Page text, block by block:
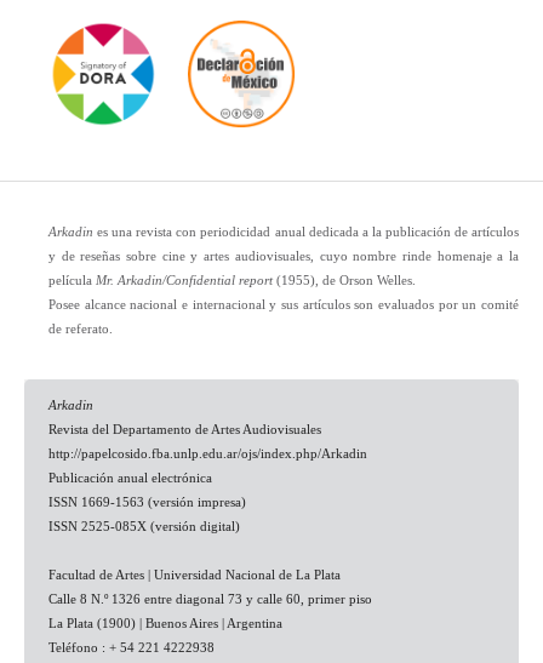
Arkadin es una revista con periodicidad anual dedicada a la publicación de artículos
y de reseñas sobre cine y artes audiovisuales, cuyo nombre rinde homenaje a la
película Mr. Arkadin/Confidential report (1955), de Orson Welles.
Posee alcance nacional e internacional y sus artículos son evaluados por un comité
de referato.
Arkadin
Revista del Departamento de Artes Audiovisuales
http://papelcosido.fba.unlp.edu.ar/ojs/index.php/Arkadin
Publicación anual electrónica
ISSN 1669-1563 (versión impresa)
ISSN 2525-085X (versión digital)
Facultad de Artes | Universidad Nacional de La Plata
Calle 8 N.º 1326 entre diagonal 73 y calle 60, primer piso
La Plata (1900) | Buenos Aires | Argentina
Teléfono : + 54 221 4222938